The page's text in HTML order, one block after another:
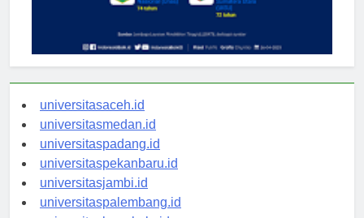
universitasaceh.id
universitasmedan.id
universitaspadang.id
universitaspekanbaru.id
universitasjambi.id